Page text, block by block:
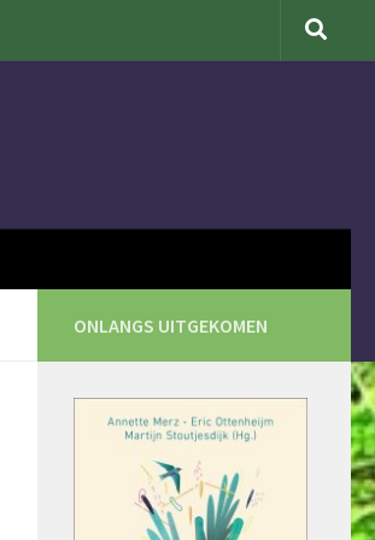
ONLANGS UITGEKOMEN